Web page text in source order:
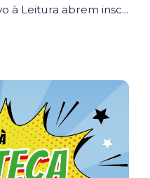
à Leitura abrem insc...